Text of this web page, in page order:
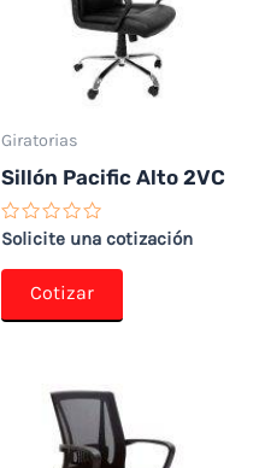
Giratorias
Sillón Pacific Alto 2VC
Valorado
con
0
Solicite una cotización
Cotizar